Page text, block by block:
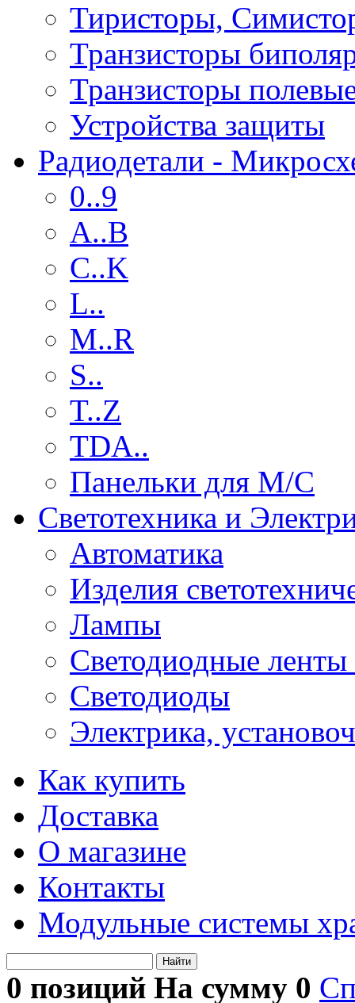
Тиристоры,
Транзисторы
Транзисторы
Устройства защиты
Радиодетали -
0..9
A..B
C..K
L..
M..R
S..
T..Z
TDA..
Панельки для М/С
Светотехника и
Автоматика
Изделия
Лампы
Светодиодные
Светодиоды
Электрика,
Как купить
Доставка
О магазине
Контакты
Модульные системы
Найти
0 позиций На сумму 0